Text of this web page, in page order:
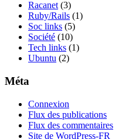
Racanet(3)
Ruby/Rails (1)
Soc links (5)
Société (10)
Tech links (1)
Ubuntu (2)
Méta
Connexion
Flux des publications
Flux des commentaires
Site de WordPress-FR